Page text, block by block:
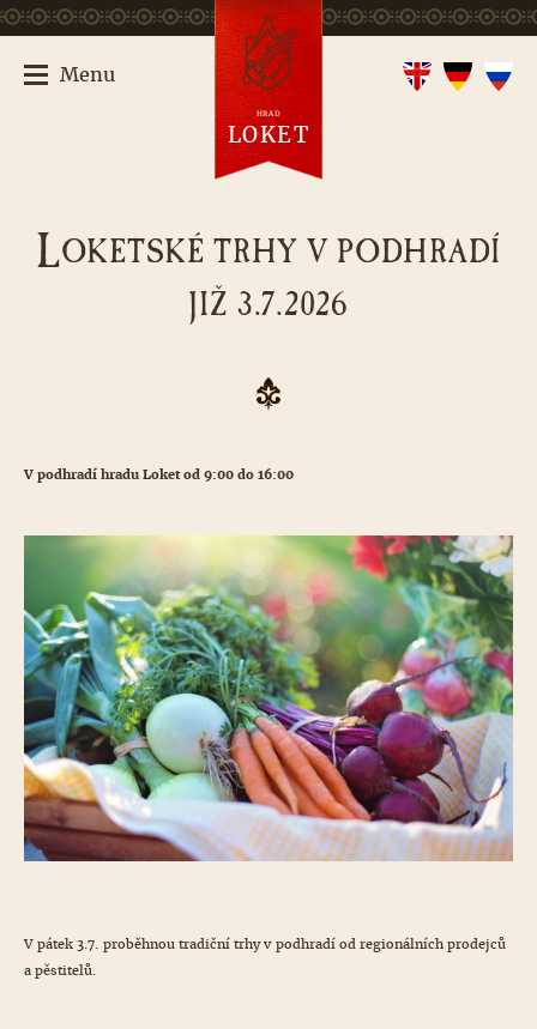
LOKETSKÉ TRHY V PODHRADÍ
JIŽ 3.7.2026
V podhradí hradu Loket od 9:00 do 16:00
V pátek 3.7. proběhnou tradiční trhy v podhradí od regionálních prodejců
a pěstitelů.
Menu
HRAD
LOKET